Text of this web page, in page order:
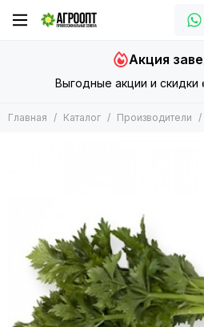
Производители
Seminis
De Ruiter Seeds
Hazera
Takii
Nunhems
Гавриш
Выгодные акции и скидки
Акция
Главная Каталог Производители